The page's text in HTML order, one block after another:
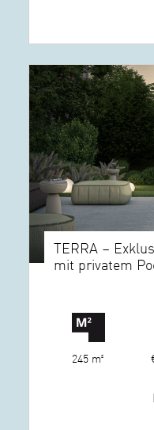
TERRA –
mit privatem
245 m²